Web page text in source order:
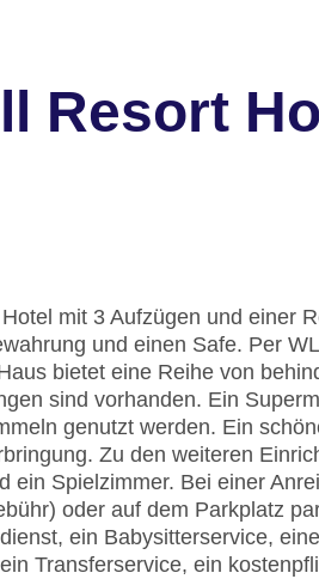
Resort
mit 3 Aufzügen und einer
und einen Safe. Per
bietet eine Reihe von
sind vorhanden. Ein
genutzt werden. Ein
Zu den weiteren
ein Spielzimmer. Bei einer
oder auf dem Parkplatz
ein Babysitterservice,
Transferservice, ein